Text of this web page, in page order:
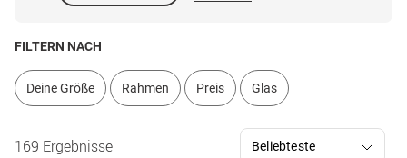
FILTERN NACH
Deine Größe Rahmen Preis Glas
169 Ergebnisse